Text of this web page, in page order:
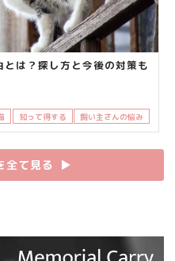
は？探し方と今後の対策も
知って得する 飼い主さんの悩み
全て見る ▶︎